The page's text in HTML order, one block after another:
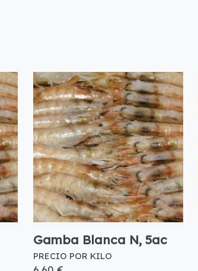
Gamba Blanca N, 5ac
PRECIO POR KILO